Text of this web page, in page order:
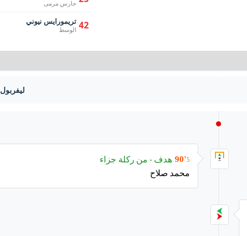
حارس مرمى
42 تريمورايس نيوني
الوسط
ليفربول
90'5
هدف - من ركلة جزاء
محمد صلاح